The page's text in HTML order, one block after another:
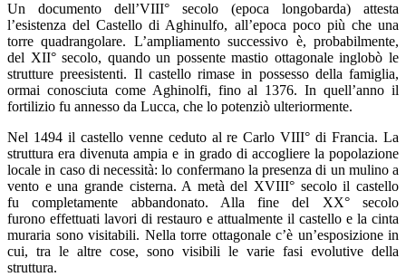
Un documento dell’VIII° secolo (epoca longobarda) attesta
l’esistenza del Castello di Aghinulfo, all’epoca poco più che una
torre quadrangolare. L’ampliamento successivo è, probabilmente,
del XII° secolo, quando un possente mastio ottagonale inglobò le
strutture preesistenti. Il castello rimase in possesso della famiglia,
ormai conosciuta come Aghinolfi, fino al 1376. In quell’anno il
fortilizio fu annesso da Lucca, che lo potenziò ulteriormente.
Nel 1494 il castello venne ceduto al re Carlo VIII° di Francia. La
struttura era divenuta ampia e in grado di accogliere la popolazione
locale in caso di necessità: lo confermano la presenza di un mulino a
vento e una grande cisterna. A metà del XVIII° secolo il castello
fu completamente abbandonato. Alla fine del XX° secolo
furono effettuati lavori di restauro e attualmente il castello e la cinta
muraria sono visitabili. Nella torre ottagonale c’è un’esposizione in
cui, tra le altre cose, sono visibili le varie fasi evolutive della
struttura.